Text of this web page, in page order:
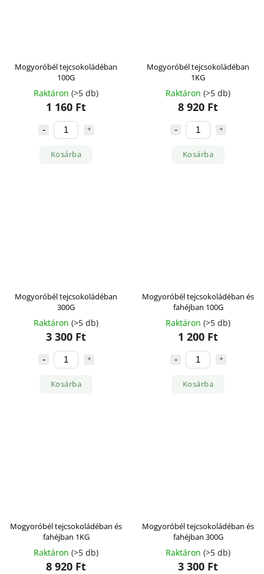
Mogyoróbél tejcsokoládéban
100G
Raktáron (>5 db)
1 160 Ft
Kosárba
Mogyoróbél tejcsokoládéban
1KG
Raktáron (>5 db)
8 920 Ft
Kosárba
Mogyoróbél tejcsokoládéban
300G
Raktáron (>5 db)
3 300 Ft
Kosárba
Mogyoróbél tejcsokoládéban és
fahéjban 100G
Raktáron (>5 db)
1 200 Ft
Kosárba
Mogyoróbél tejcsokoládéban és
fahéjban 1KG
Raktáron (>5 db)
8 920 Ft
Mogyoróbél tejcsokoládéban és
fahéjban 300G
Raktáron (>5 db)
3 300 Ft